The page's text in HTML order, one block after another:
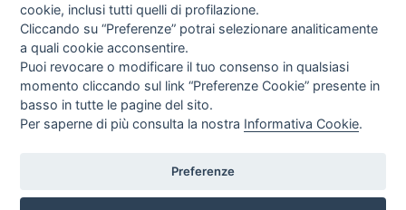
Direttrice Responsabile: Alessandra Costante | Registrazione al Tribunale Civile
cookie, inclusi tutti quelli di profilazione.
Cliccando su “Preferenze” potrai selezionare analiticamente
a quali cookie acconsentire.
Puoi revocare o modificare il tuo consenso in qualsiasi
momento cliccando sul link “Preferenze Cookie” presente in
basso in tutte le pagine del sito.
Per saperne di più consulta la nostra Informativa Cookie.
Preferenze